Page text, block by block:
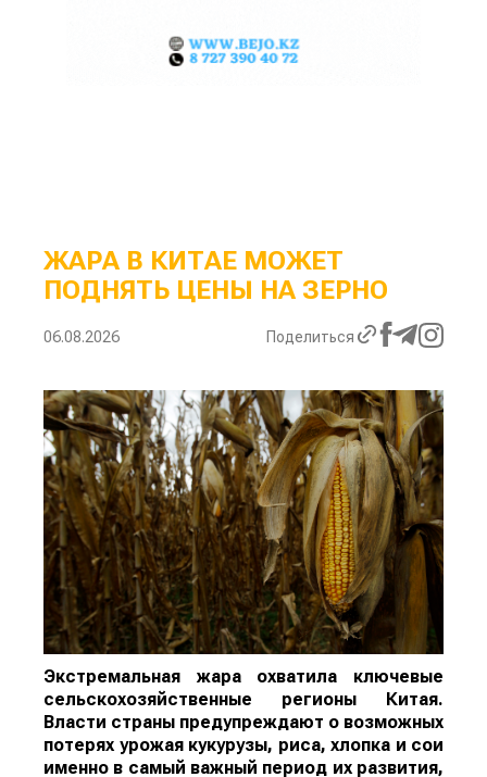
ЖАРА В КИТАЕ МОЖЕТ
ПОДНЯТЬ ЦЕНЫ НА ЗЕРНО
06.08.2026 Поделиться
Экстремальная жара охватила ключевые
сельскохозяйственные регионы Китая.
Власти страны предупреждают о возможных
потерях урожая кукурузы, риса, хлопка и сои
именно в самый важный период их развития,